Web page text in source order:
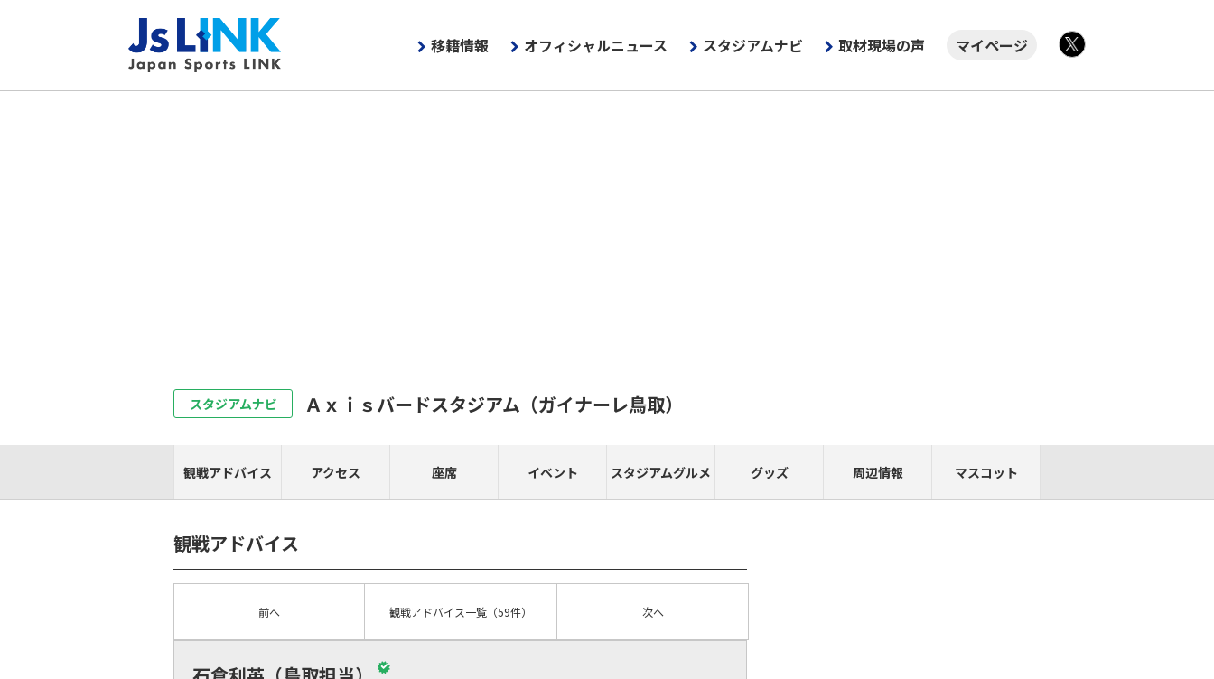
移籍情報 オフィシャルニュース スタジアムナビ 取材現場の声
マイページ
スタジアムナビ Ａｘｉｓバードスタジアム （ガイナーレ鳥取）
観戦アドバイス アクセス 座席 イベント スタジアムグルメ グッズ 周辺情報 マスコット
観戦アドバイス
前へ 観戦アドバイス一覧 （59件） 次へ